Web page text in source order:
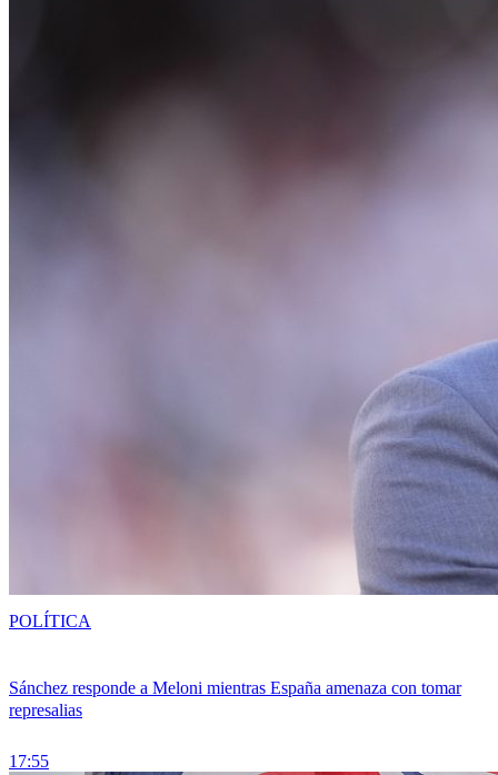
Sánchez responde a Meloni mientras España amenaza con tomar
represalias
17:55
POLÍTICA